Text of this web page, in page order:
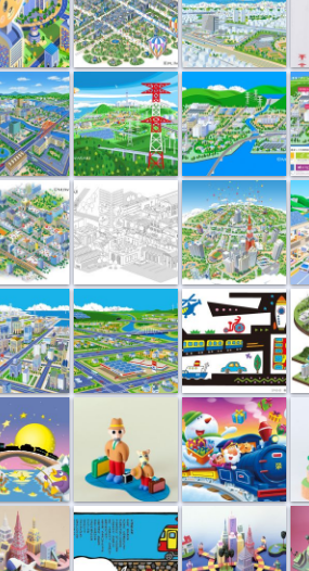
景イラ... 街並風景イラ... 風景イラスト...
ラスト... 街並イラスト... 街並イラスト6 街
ラスト... 街並風景 はたらく車 フ
エアン... 旅に出る 冬のビッグチ... 鉄
ジステ... くさむしり 住宅情報誌表紙